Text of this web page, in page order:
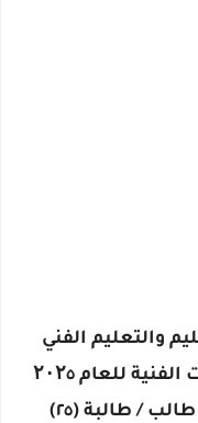
والتعليم الفني
بتهنئة أوائل شهادات الدبلومات الفنية للعام ۲۰۲٥
تليفونيا والذين بلغ عددهم ٣٤ طالب / طالبة (٢٥)